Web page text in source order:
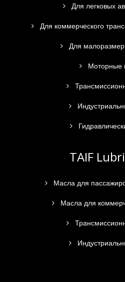
Для легковых
Для коммерческого
Для
Моторные
TAIF
Масла для
Масла для